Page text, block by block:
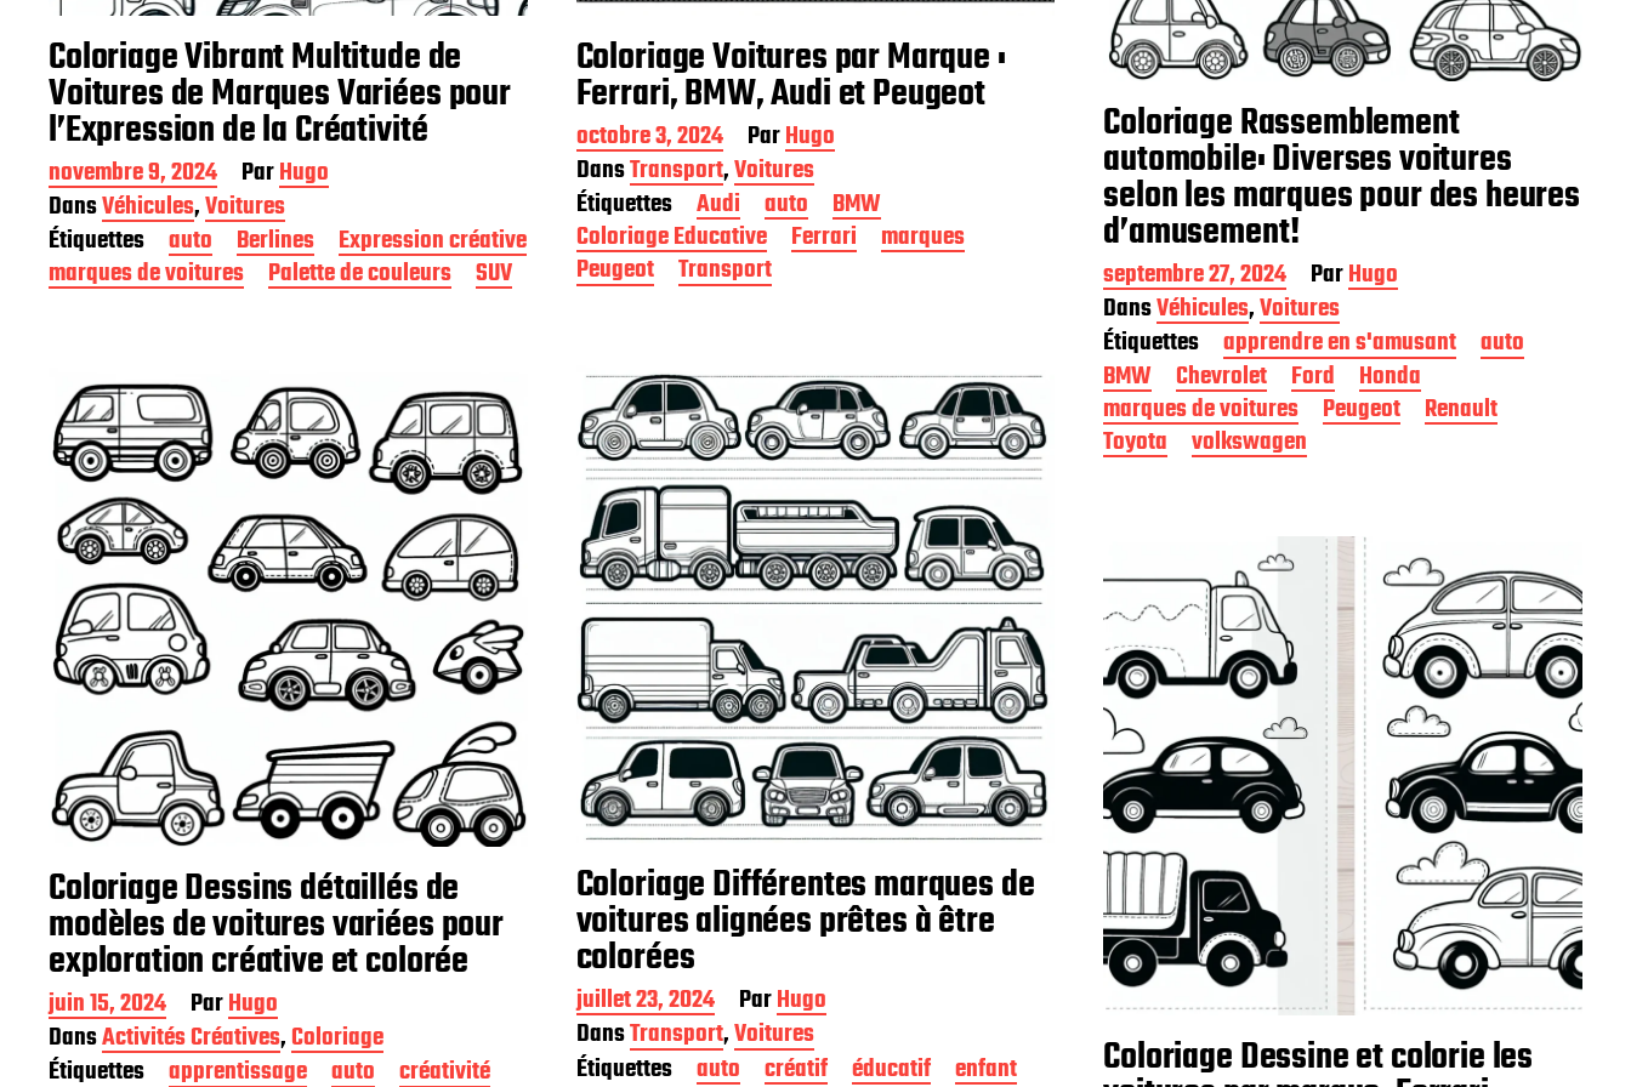
Coloriage Vibrant Multitude de
Voitures de Marques Variées pour
l’Expression de la Créativité
D
a
t
e
d
e
c
a
o
novembre 9, 2024 ParHugo
DansVéhicules,Voitures
Étiquettes
auto Berlines
Expression créative
marques de voitures
Palette de couleurs SUV
Coloriage Voitures par Marque :
Ferrari, BMW, Audi et Peugeot
D
a
t
e
d
e
p
c
a
t
octobre 3, 2024 ParHugo
DansTransport,Voitures
Étiquettes
Audi auto
BMW
Coloriage Educative
Ferrari
marques
Peugeot
Transport
Coloriage Rassemblement
automobile: Diverses voitures
selon les marques pour des heures
d’amusement!
D
a
t
e
d
e
p
u
b
t
i
o
n
septembre 27, 2024 ParHugo
DansVéhicules,Voitures
Étiquettes
apprendre en s'amusant
auto
BMW
Chevrolet Ford
Honda
marques de voitures
Peugeot
Renault
Toyota
volkswagen
Coloriage Différentes marques de
voitures alignées prêtes à être
colorées
D
a
t
e
juillet 23, 2024 ParHugo
DansTransport,Voitures
Étiquettes
auto créatif éducatif
enfant
Coloriage Dessins détaillés de
modèles de voitures variées pour
exploration créative et colorée
D
a
t
e
juin 15, 2024 ParHugo
DansActivités Créatives,Coloriage
Étiquettes
apprentissage auto
créativité
Coloriage Dessine et colorie les